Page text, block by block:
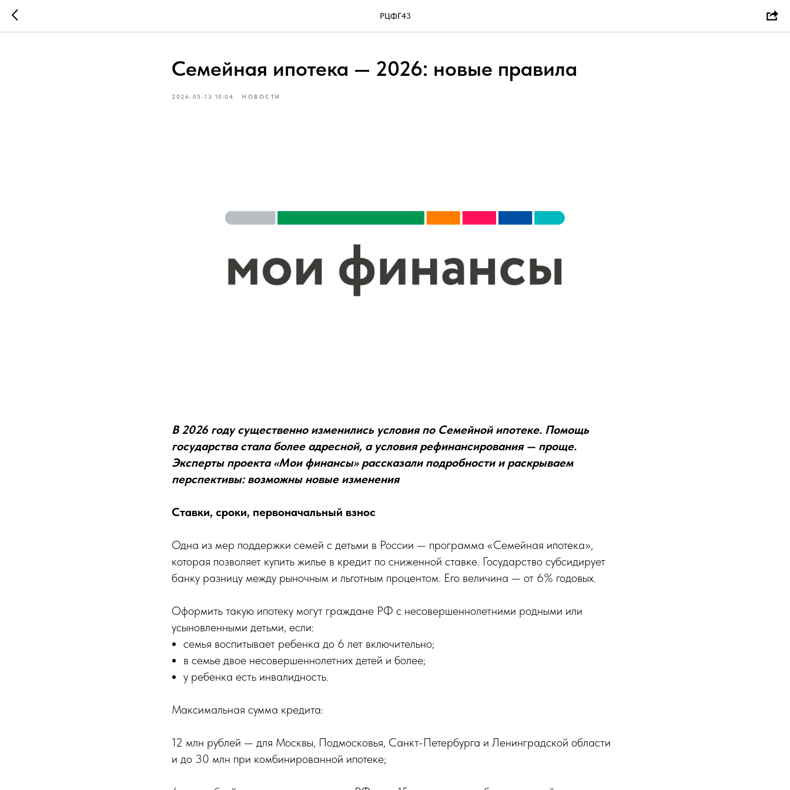
РЦФГ43
Семейная ипотека — 2026: новые правила
2026-05-13 10:04 НОВОСТИ
В 2026 году существенно изменились условия по Семейной ипотеке. Помощь
государства стала более адресной, а условия рефинансирования — проще.
Эксперты проекта «Мои финансы»рассказали подробности и раскрываем
перспективы: возможны новые изменения
Ставки, сроки, первоначальный взнос
Одна из мер поддержки семей с детьми в России — программа «Семейная ипотека»,
которая позволяет купить жилье в кредит по сниженной ставке. Государство субсидирует
банку разницу между рыночным и льготным процентом. Его величина — от 6% годовых.
Оформить такую ипотеку могут граждане РФ с несовершеннолетними родными или
усыновленными детьми, если:
семья воспитывает ребенка до 6 лет включительно;
в семье двое несовершеннолетних детей и более;
у ребенка есть инвалидность.
Максимальная сумма кредита:
12 млн рублей — для Москвы, Подмосковья, Санкт-Петербурга и Ленинградской области
и до 30 млн при комбинированной ипотеке;